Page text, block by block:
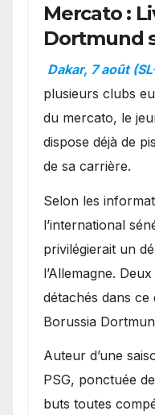
Mercato :
Dortmund
en favoris
Ibrahim
Dakar, 7 août
plusieurs clubs
du mercato, le
dispose déjà de
de sa carrière.
Selon les
l’international
privilégierait un
l’Allemagne.
détachés dans
Borussia
Auteur d’une
PSG, ponctuée
buts toutes